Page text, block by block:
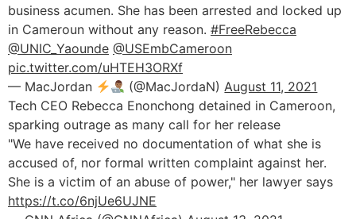
business acumen. She has been arrested and locked up
in Cameroun without any reason. #FreeRebecca
@UNIC_Yaounde @USEmbCameroon
pic.twitter.com/uHTEH3ORXf
— MacJordan
(@MacJordaN)August 11, 2021
Tech CEO Rebecca Enonchong detained in Cameroon,
sparking outrage as many call for her release
"We have received no documentation of what she is
accused of, nor formal written complaint against her.
She is a victim of an abuse of power," her lawyer says
https://t.co/6njUe6UJNE